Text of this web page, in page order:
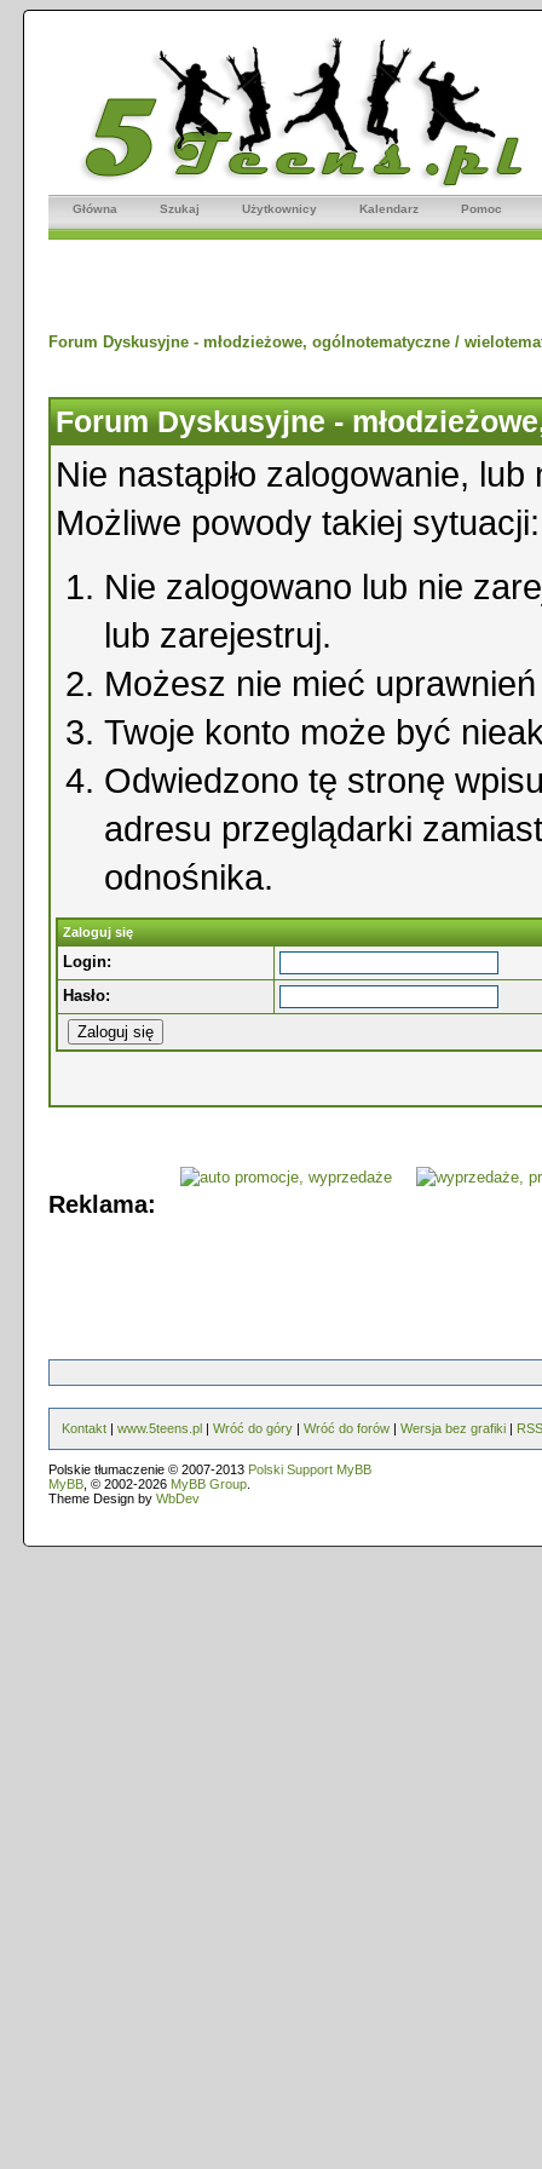
Główna Szukaj Użytkownicy Kalendarz Pomoc
Forum Dyskusyjne - młodzieżowe, ogólnotematyczne /
Forum Dyskusyjne -
Nie nastąpiło zalogowanie,
Możliwe powody takiej sytuacji:
Nie zalogowano lub nie
lub zarejestruj.
Możesz nie mieć
Twoje konto może być
Odwiedzono tę stronę
adresu przeglądarki
odnośnika.
Zaloguj się
Login:
Hasło:
Reklama:
Kontakt | www.5teens.pl | Wróć do góry | Wróć do forów | Wersja bez grafiki | RSS
Polskie tłumaczenie © 2007-2013 Polski Support MyBB
MyBB , © 2002-2026 MyBB Group
Theme Design by WbDev